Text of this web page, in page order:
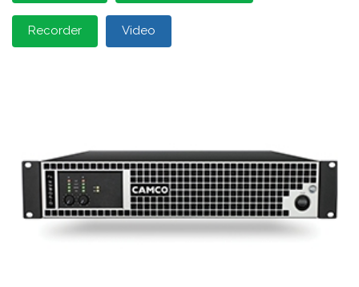
Recorder Video